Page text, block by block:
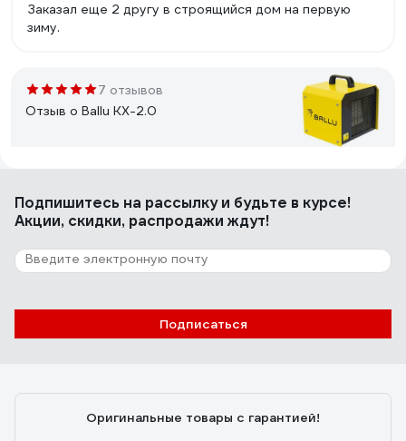
Заказал еще 2 другу в строящийся дом на первую
зиму.
7 отзывов
Отзыв о Ballu KX-2.0
Компактная, мощная пушка. Покупал для гаража 20 м2.
За час температура поднялась на 10 градусов.
Отзыв о QUATTRO ELEMENTI QE-3000
ETN 649-257
Евгений 12.11.2016
Цена- качество. Приятный внешний вид. Качество
Подпишитесь на рассылкуи будьте в курсе!
Акции, скидки, распродажи ждут!
Подписаться
Оригинальные товары с гарантией!